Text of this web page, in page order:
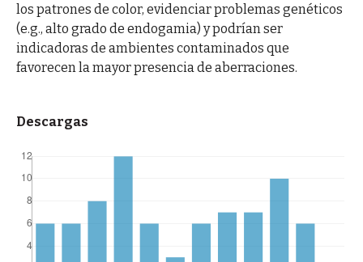
los patrones de color, evidenciar problemas genéticos
(e.g., alto grado de endogamia) y podrían ser
indicadoras de ambientes contaminados que
favorecen la mayor presencia de aberraciones.
Descargas